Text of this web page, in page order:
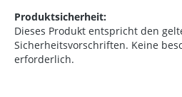
Produktsicherheit:
Dieses Produkt entspricht den
Sicherheitsvorschriften. Keine
erforderlich.